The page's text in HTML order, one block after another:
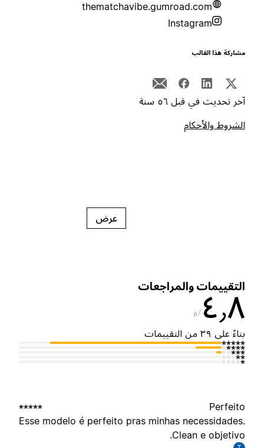
thematchavibe.gumroad.com
Instagram
هذا القالب
تحديث في قبل ٥٦ سنة
والأحكام
عرض
والمراجعات
٥
على ٣٩ من التقييمات
Esse modelo é perfeito pras minhas
Clean e